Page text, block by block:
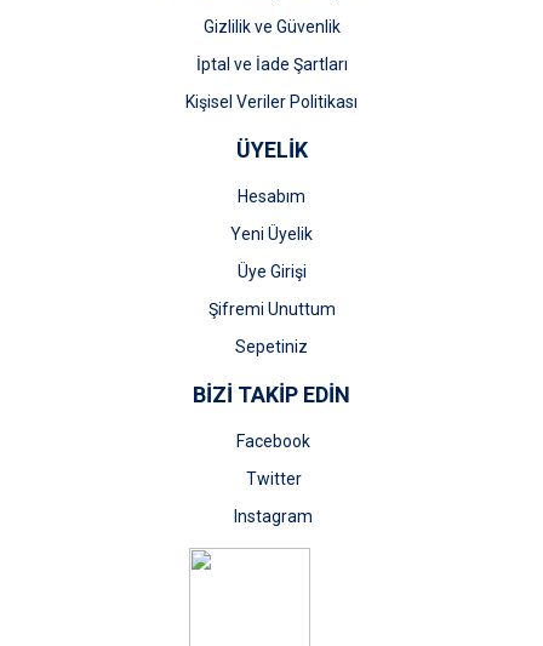
Gizlilik ve Güvenlik
İptal ve İade Şartları
Kişisel Veriler Politikası
ÜYELİK
Hesabım
Yeni Üyelik
Üye Girişi
Şifremi Unuttum
Sepetiniz
BİZİ TAKİP EDİN
Facebook
Twitter
Instagram